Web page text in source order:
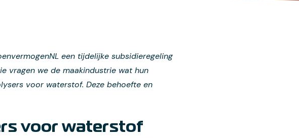
een tijdelijke subsidieregeling
vragen we de maakindustrie wat hun
voor waterstof. Deze behoefte en
voor waterstof